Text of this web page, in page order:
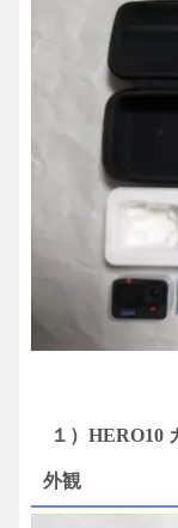
１）HERO10
外観